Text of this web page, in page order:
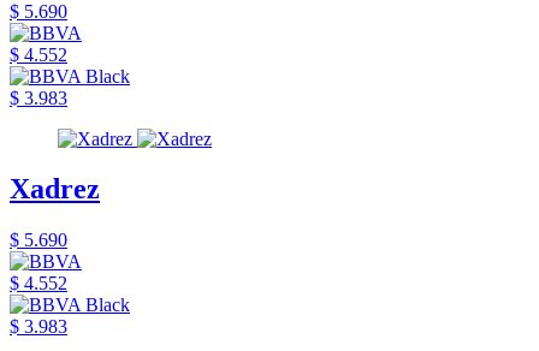
$ 5.690
$ 4.552
$ 3.983
Xadrez
$ 5.690
$ 4.552
$ 3.983